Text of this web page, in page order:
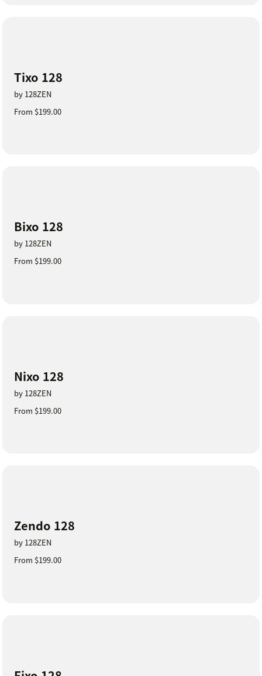
Tixo 128
by 128ZEN
From $199.00
Bixo 128
by 128ZEN
From $199.00
Nixo 128
by 128ZEN
From $199.00
Zendo 128
by 128ZEN
From $199.00